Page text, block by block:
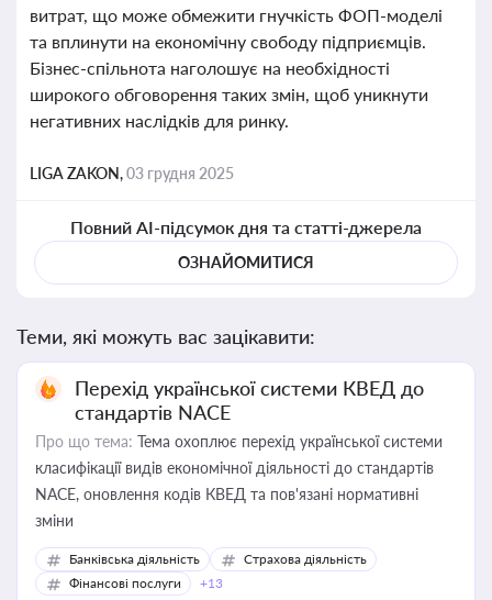
витрат, що може обмежити гнучкість ФОП-моделі
та вплинути на економічну свободу підприємців.
Бізнес-спільнота наголошує на необхідності
широкого обговорення таких змін, щоб уникнути
негативних наслідків для ринку.
LIGA ZAKON,03 грудня 2025
Повний AI-підсумок дня та статті-джерела
ОЗНАЙОМИТИСЯ
Теми, які можуть вас зацікавити:
Перехід української системи КВЕД до
стандартів NACE
Про що тема: Тема охоплює перехід української системи
класифікації видів економічної діяльності до стандартів
NACE, оновлення кодів КВЕД та пов'язані нормативні
зміни
Банківська діяльність
Страхова діяльність
Фінансові послуги
+13